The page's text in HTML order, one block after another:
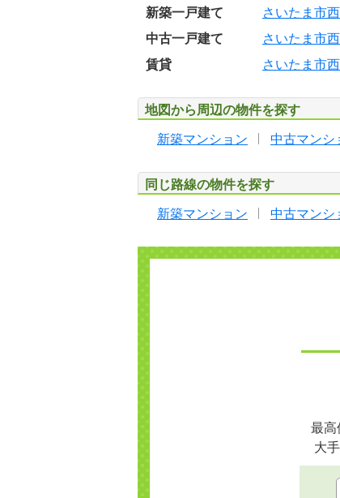
新築一戸建て
さいたま市
中古一戸建て
さいたま市
賃貸
さいたま市
地図から周辺の物件を探す
新築マンション 中古マンシ
同じ路線の物件を探す
新築マンション 中古マンシ
最高
大